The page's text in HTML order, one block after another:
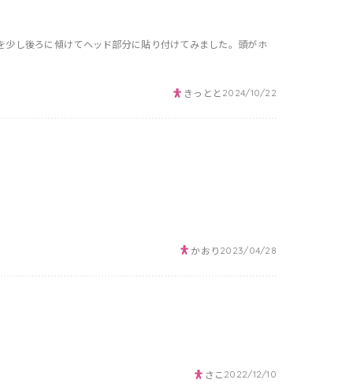
し後ろに傾けてヘッド部分に貼り付けてみました。頭がホ
きっとと 2024/10/22
かおり 2023/04/28
さこ 2022/12/10